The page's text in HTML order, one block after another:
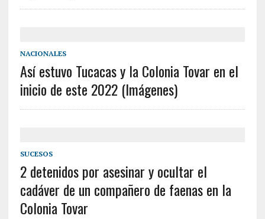
NACIONALES
Así estuvo Tucacas y la Colonia Tovar en el
inicio de este 2022 (Imágenes)
SUCESOS
2 detenidos por asesinar y ocultar el
cadáver de un compañero de faenas en la
Colonia Tovar